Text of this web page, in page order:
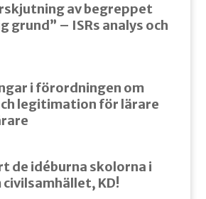
av begreppet
grund” – ISRs analys och
i förordningen om
legitimation för lärare
de idéburna skolorna i
KD!